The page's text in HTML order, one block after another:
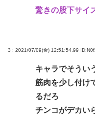
驚きの股下サイ
3 : 2021/07/09(金) 12:51:54.99
キャラでそうい
筋肉を少し付け
るだろ
チンコがデカい